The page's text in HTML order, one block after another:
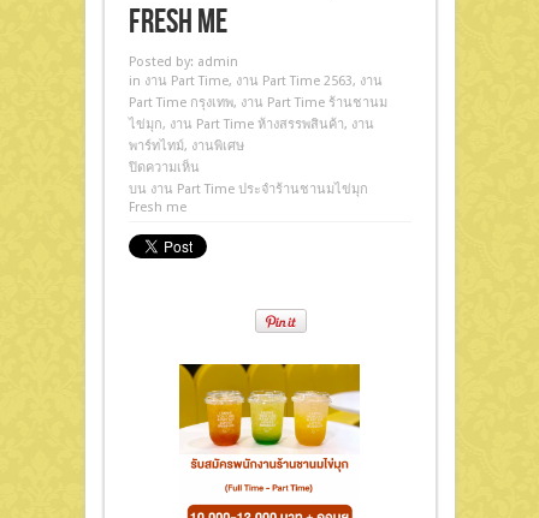
Fresh me
Posted by: admin
in งาน Part Time, งาน Part Time 2563, งาน
Part Time กรุงเทพ, งาน Part Time ร้านชานม
ไข่มุก, งาน Part Time ห้างสรรพสินค้า, งาน
พาร์ทไทม์, งานพิเศษ
ปิดความเห็น
บน งาน Part Time ประจำร้านชานมไข่มุก
Fresh me